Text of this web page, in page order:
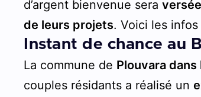
d’argent bienvenue sera
de leurs projets. Voici les
Instant de chance au
La commune de Plouvara
couples résidants a réalisé un